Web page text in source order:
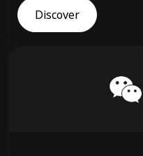
Discover